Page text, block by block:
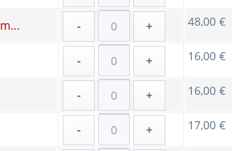
- + 48,00 €
- + 16,00 €
- + 16,00 €
- + 17,00 €